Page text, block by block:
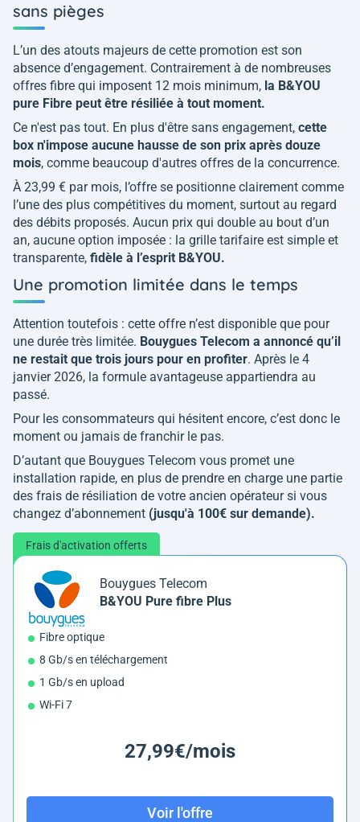
sans pièges
L’un des atouts majeurs de cette promotion est son
absence d’engagement. Contrairement à de nombreuses
offres fibre qui imposent 12 mois minimum, la B&YOU
pure Fibre peut être résiliée à tout moment.
Ce n'est pas tout. En plus d'être sans engagement, cette
box n'impose aucune hausse de son prix après douze
mois, comme beaucoup d'autres offres de la concurrence.
À 23,99 € par mois, l’offre se positionne clairement comme
l’une des plus compétitives du moment, surtout au regard
des débits proposés. Aucun prix qui double au bout d’un
an, aucune option imposée : la grille tarifaire est simple et
transparente, fidèle à l’esprit B&YOU.
Une promotion limitée dans le temps
Attention toutefois : cette offre n’est disponible que pour
une durée très limitée. Bouygues Telecom a annoncé qu’il
ne restait que trois jours pour en profiter. Après le 4
janvier 2026, la formule avantageuse appartiendra au
passé.
Pour les consommateurs qui hésitent encore, c’est donc le
moment ou jamais de franchir le pas.
D’autant que Bouygues Telecom vous promet une
installation rapide, en plus de prendre en charge une partie
des frais de résiliation de votre ancien opérateur si vous
changez d’abonnement (jusqu'à 100€ sur demande).
Frais d'activation offerts
Bouygues Telecom
B&YOU Pure fibre Plus
Fibre optique
8 Gb/s en téléchargement
1 Gb/s en upload
Wi-Fi 7
27,99€/mois
Voir l'offre